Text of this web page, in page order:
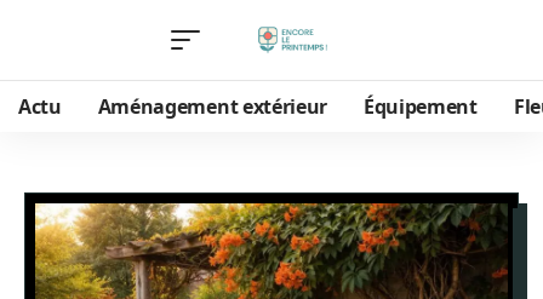
Actu Aménagement extérieur Équipement